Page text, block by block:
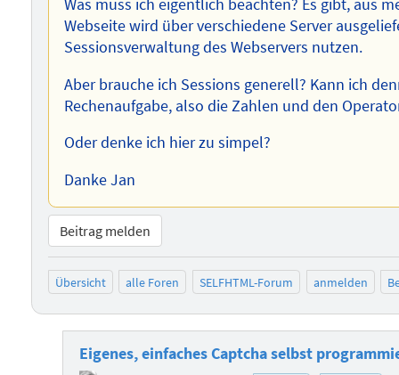
Was muss ich eigentlich beachten? Es gibt, aus
Webseite wird über verschiedene Server
Sessionsverwaltung des Webservers nutzen.
Aber brauche ich Sessions generell? Kann ich
Rechenaufgabe, also die Zahlen und den
Oder denke ich hier zu simpel?
Danke Jan
Beitrag melden
Übersicht alle Foren SELFHTML-Forum anmelden
Eigenes, einfaches Captcha selbst